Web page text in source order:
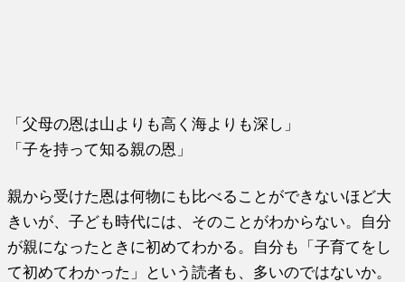
「父母の恩は山よりも高く海よりも深し」
「子を持って知る親の恩」
親から受けた恩は何物にも比べることができないほど大
きいが、子ども時代には、そのことがわからない。自分
が親になったときに初めてわかる。自分も「子育てをし
て初めてわかった」という読者も、多いのではないか。